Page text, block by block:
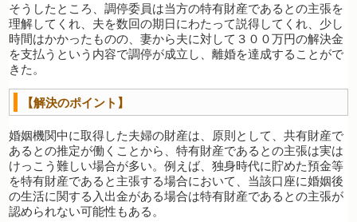
そうしたところ、調停委員は当方の特有財産であるとの主張を
理解してくれ、夫を数回の期日にわたって説得してくれ、少し
時間はかかったものの、妻から夫に対して３００万円の解決金
を支払うという内容で調停が成立し、離婚を達成することがで
きた。
【解決のポイント】
婚姻機関中に取得した夫婦の財産は、原則として、共有財産で
あるとの推定が働くことから、特有財産であるとの主張は実は
けっこう難しい場合が多い。例えば、独身時代に貯めた預金等
を特有財産であると主張する場合において、当該口座に婚姻後
の生活に関する入出金がある場合は特有財産であるとの主張が
認められない可能性もある。